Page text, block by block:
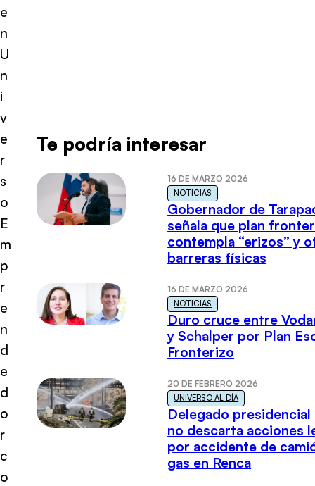
e
n
U
n
i
v
e
r
s
o
E
m
p
r
e
n
d
e
d
o
r
c
o
Te podría interesar
16 DE MARZO 2026
NOTICIAS
Gobernador de
señala que plan
contempla “erizos” y
barreras físicas
16 DE MARZO 2026
NOTICIAS
Duro cruce entre
y Schalper por Plan
Fronterizo
20 DE FEBRERO 2026
UNIVERSO AL DÍA
Delegado presidencial
no descarta acciones
por accidente de
gas en Renca